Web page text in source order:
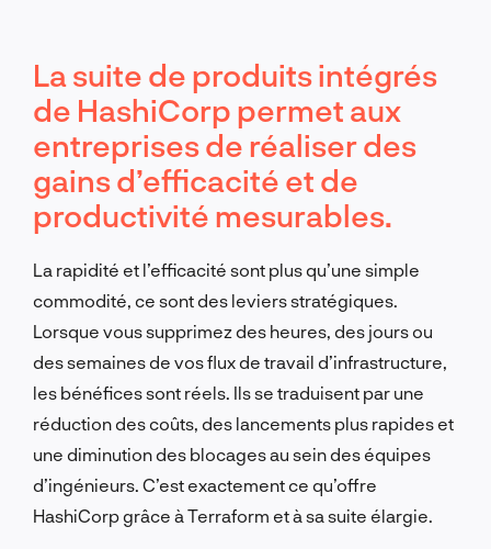
La suite de produits intégrés
de HashiCorp permet aux
entreprises de réaliser des
gains d’efficacité et de
productivité mesurables.
La rapidité et l’efficacité sont plus qu’une simple
commodité, ce sont des leviers stratégiques.
Lorsque vous supprimez des heures, des jours ou
des semaines de vos flux de travail d’infrastructure,
les bénéfices sont réels. Ils se traduisent par une
réduction des coûts, des lancements plus rapides et
une diminution des blocages au sein des équipes
d’ingénieurs. C’est exactement ce qu’offre
HashiCorp grâce à Terraform et à sa suite élargie.